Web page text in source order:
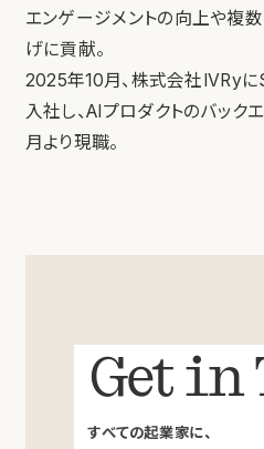
エンゲージメントの向上や複
げに貢献。
2025年10月、株式会社IVRy
入社し、AIプロダクトのバック
月より現職。
Get in
すべての起業家に、